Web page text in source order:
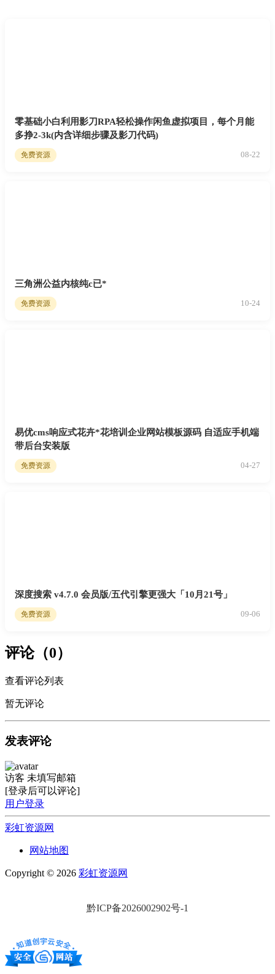
零基础小白利用影刀RPA轻松操作闲鱼虚拟项目，每个月能
多挣2-3k(内含详细步骤及影刀代码)
免费资源 08-22
三角洲公益内核纯c已*
免费资源 10-24
易优cms响应式花卉*花培训企业网站模板源码 自适应手机端
带后台安装版
免费资源 04-27
深度搜索 v4.7.0 会员版/五代引擎更强大「10月21号」
免费资源 09-06
评论（0）
查看评论列表
暂无评论
发表评论
访客 未填写邮箱
[登录后可以评论]
用户登录
彩虹资源网
网站地图
Copyright © 2026 彩虹资源网
黔ICP备2026002902号-1